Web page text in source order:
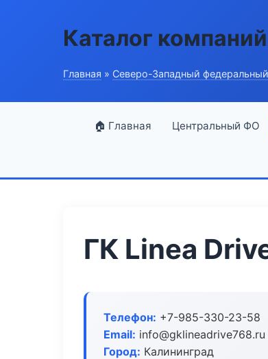
Каталог
Главная » Северо-Западный
🏠 Главная Центральный ФО
ГК Linea
Телефон: +7-985-330-23-58
Email: info@gklineadrive768.ru
Город: Калининград